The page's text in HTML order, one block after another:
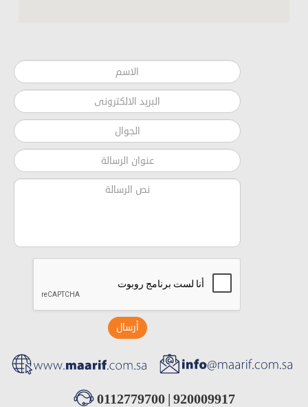
أرسال
0112779700|920009917